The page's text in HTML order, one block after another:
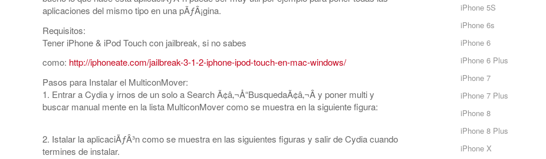
aplicaciones del mismo tipo en una pÃƒÂ¡gina.
Requisitos:
Tener iPhone & iPod Touch con jailbreak, si no sabes
como: http://iphoneate.com/jailbreak-3-1-2-iphone-ipod-touch-en-mac-windows/
Pasos para Instalar el MulticonMover:
1. Entrar a Cydia y irnos de un solo a Search Ã¢â‚¬Å“BusquedaÃ¢â‚¬Â y poner multi y
buscar manual mente en la lista MulticonMover como se muestra en la siguiente figura:
2. Istalar la aplicaciÃƒÂ³n como se muestra en las siguientes figuras y salir de Cydia cuando
termines de instalar.
iPhone 5S
iPhone 6s
iPhone 6
iPhone 6 Plus
iPhone 7
iPhone 7 Plus
iPhone 8
iPhone 8 Plus
iPhone X